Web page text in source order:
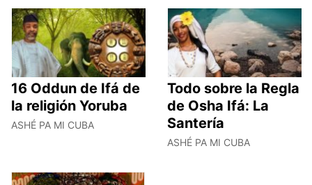
16 Oddun de Ifá de
la religión Yoruba
ASHÉ PA MI CUBA
Todo sobre la Regla
de Osha Ifá: La
Santería
ASHÉ PA MI CUBA